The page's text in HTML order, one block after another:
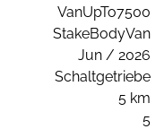
VanUpTo7500
StakeBodyVan
Jun / 2026
Schaltgetriebe
5 km
5